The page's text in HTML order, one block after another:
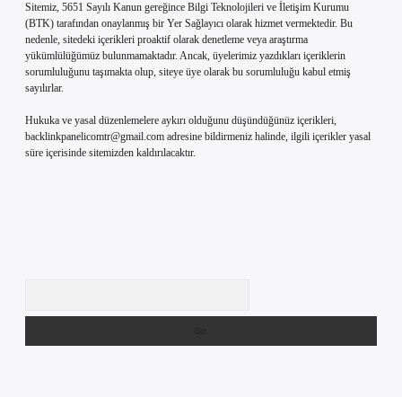
Sitemiz, 5651 Sayılı Kanun gereğince Bilgi Teknolojileri ve İletişim Kurumu
(BTK) tarafından onaylanmış bir Yer Sağlayıcı olarak hizmet vermektedir. Bu
nedenle, sitedeki içerikleri proaktif olarak denetleme veya araştırma
yükümlülüğümüz bulunmamaktadır. Ancak, üyelerimiz yazdıkları içeriklerin
sorumluluğunu taşımakta olup, siteye üye olarak bu sorumluluğu kabul etmiş
sayılırlar.
Hukuka ve yasal düzenlemelere aykırı olduğunu düşündüğünüz içerikleri,
backlinkpanelicomtr@gmail.com adresine bildirmeniz halinde, ilgili içerikler yasal
süre içerisinde sitemizden kaldırılacaktır.